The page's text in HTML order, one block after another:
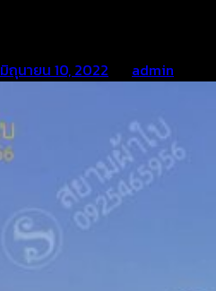
มิถุนายน 10, 2022 admin